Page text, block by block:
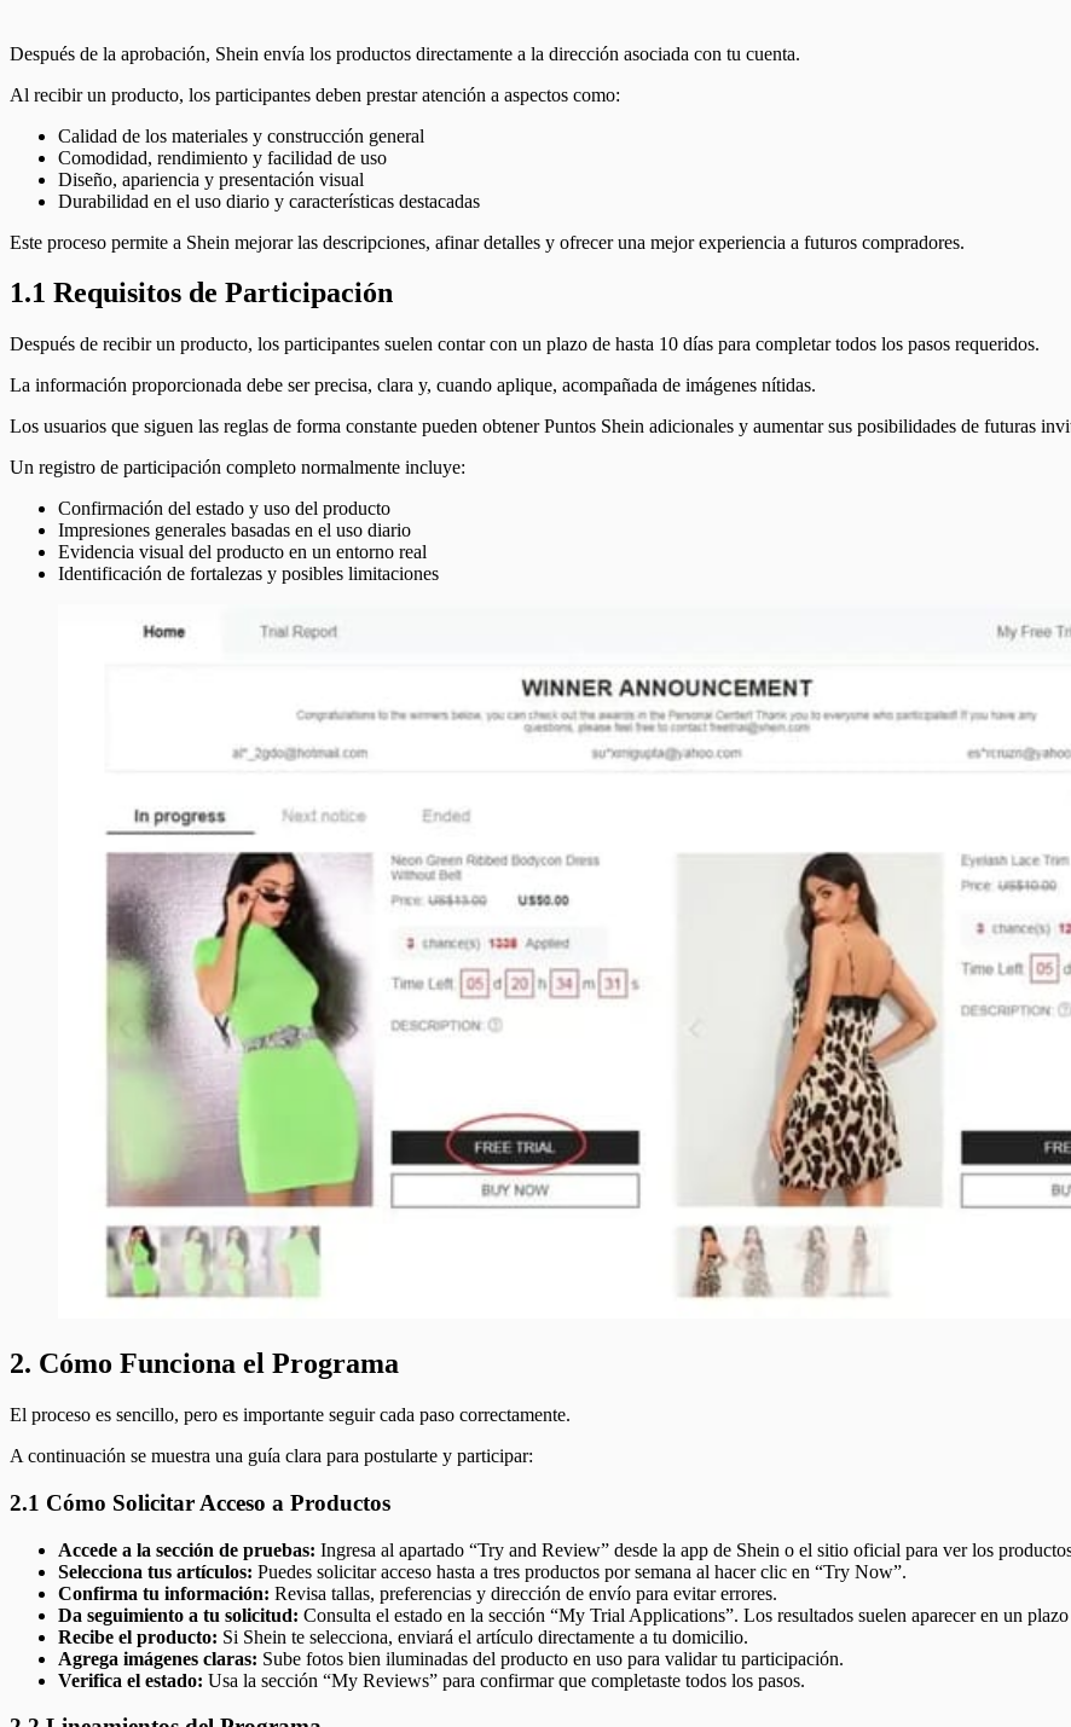
Después de la aprobación, Shein envía los productos directamente a la dirección asociada con tu cuenta.
Al recibir un producto, los participantes deben prestar atención a aspectos como:
Calidad de los materiales y construcción general
Comodidad, rendimiento y facilidad de uso
Diseño, apariencia y presentación visual
Durabilidad en el uso diario y características destacadas
Este proceso permite a Shein mejorar las descripciones, afinar detalles y ofrecer una mejor experiencia a futuros compradores.
1.1 Requisitos de Participación
Después de recibir un producto, los participantes suelen contar con un plazo de hasta 10 días para completar todos los pasos requeridos.
La información proporcionada debe ser precisa, clara y, cuando aplique, acompañada de imágenes nítidas.
Los usuarios que siguen las reglas de forma constante pueden obtener Puntos Shein adicionales y aumentar sus posibilidades de futuras
Un registro de participación completo normalmente incluye:
Confirmación del estado y uso del producto
Impresiones generales basadas en el uso diario
Evidencia visual del producto en un entorno real
Identificación de fortalezas y posibles limitaciones
2. Cómo Funciona el Programa
El proceso es sencillo, pero es importante seguir cada paso correctamente.
A continuación se muestra una guía clara para postularte y participar:
2.1 Cómo Solicitar Acceso a Productos
Accede a la sección de pruebas: Ingresa al apartado “Try and Review” desde la app de Shein o el sitio oficial para ver los
Selecciona tus artículos: Puedes solicitar acceso hasta a tres productos por semana al hacer clic en “Try Now”.
Confirma tu información: Revisa tallas, preferencias y dirección de envío para evitar errores.
Da seguimiento a tu solicitud: Consulta el estado en la sección “My Trial Applications”. Los resultados suelen aparecer en un plazo
Recibe el producto: Si Shein te selecciona, enviará el artículo directamente a tu domicilio.
Agrega imágenes claras: Sube fotos bien iluminadas del producto en uso para validar tu participación.
Verifica el estado: Usa la sección “My Reviews” para confirmar que completaste todos los pasos.